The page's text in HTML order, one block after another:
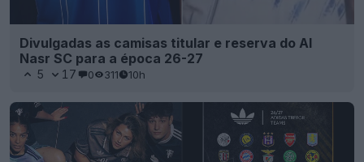
Divulgadas as camisas titular e reserva do Al
Nasr SC para a época 26-27
5 17 0 311 10h